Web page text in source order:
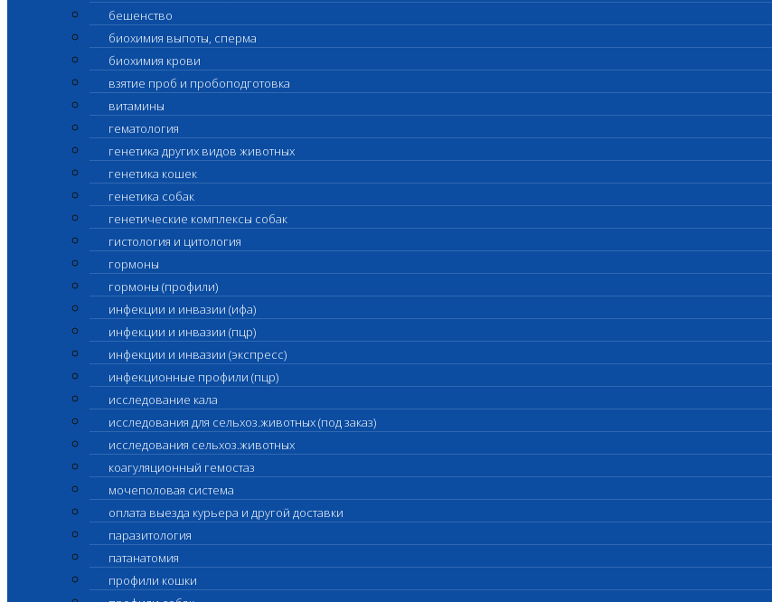
бешенство
биохимия выпоты, сперма
биохимия крови
взятие проб и пробоподготовка
витамины
гематология
генетика других видов животных
генетика кошек
генетика собак
генетические комплексы собак
гистология и цитология
гормоны
гормоны (профили)
инфекции и инвазии (ифа)
инфекции и инвазии (пцр)
инфекции и инвазии (экспресс)
инфекционные профили (пцр)
исследование кала
исследования для сельхоз.животных (под заказ)
исследования сельхоз.животных
коагуляционный гемостаз
мочеполовая система
оплата выезда курьера и другой доставки
паразитология
патанатомия
профили кошки